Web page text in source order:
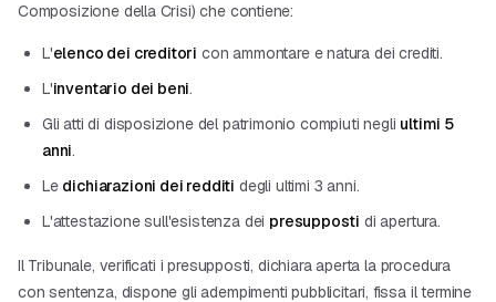
Composizione della Crisi) che contiene:
L'elenco dei creditori con ammontare e natura dei crediti.
L'inventario dei beni.
Gli atti di disposizione del patrimonio compiuti negli ultimi 5
anni.
Le dichiarazioni dei redditi degli ultimi 3 anni.
L'attestazione sull'esistenza dei presupposti di apertura.
Il Tribunale, verificati i presupposti, dichiara aperta la procedura
con sentenza, dispone gli adempimenti pubblicitari, fissa il termine